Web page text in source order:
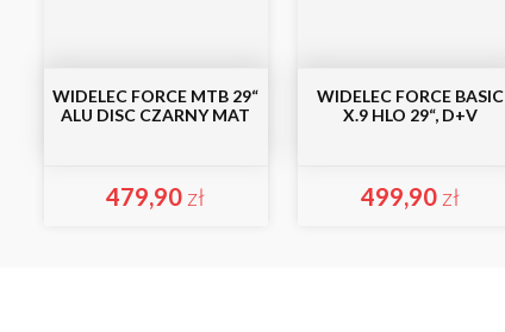
WIDELEC FORCE MTB 29“
ALU DISC CZARNY MAT
479,90 zł
WIDELEC FORCE BASIC
X.9 HLO 29“, D+V
499,90 zł